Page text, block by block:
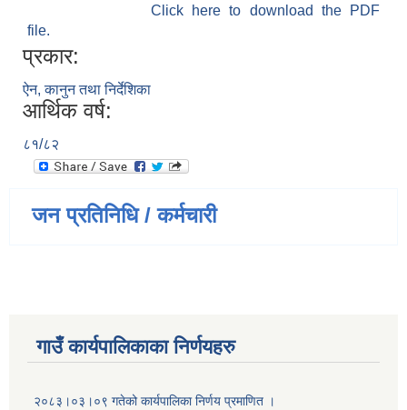
Click here to download the PDF
file.
प्रकार:
ऐन, कानुन तथा निर्देशिका
आर्थिक वर्ष:
८१/८२
जन प्रतिनिधि / कर्मचारी
गाउँ कार्यपालिकाका निर्णयहरु
२०८३।०३।०९ गतेको कार्यपालिका निर्णय प्रमाणित ।